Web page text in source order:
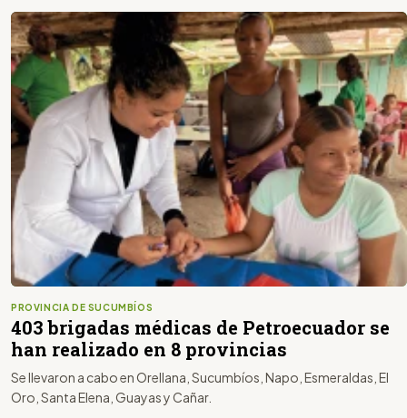
PROVINCIA DE SUCUMBÍOS
403 brigadas médicas de Petroecuador se
han realizado en 8 provincias
Se llevaron a cabo en Orellana, Sucumbíos, Napo, Esmeraldas, El
Oro, Santa Elena, Guayas y Cañar.